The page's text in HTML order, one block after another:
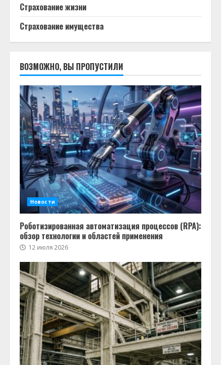
Страхование жизни
Страхование имущества
ВОЗМОЖНО, ВЫ ПРОПУСТИЛИ
Новости
Роботизированная автоматизация процессов (RPA):
обзор технологии и областей применения
12 июля 2026